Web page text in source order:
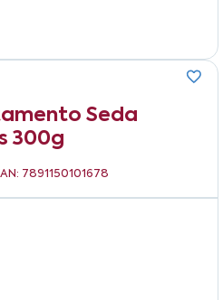
Seda
300g
7891150101678